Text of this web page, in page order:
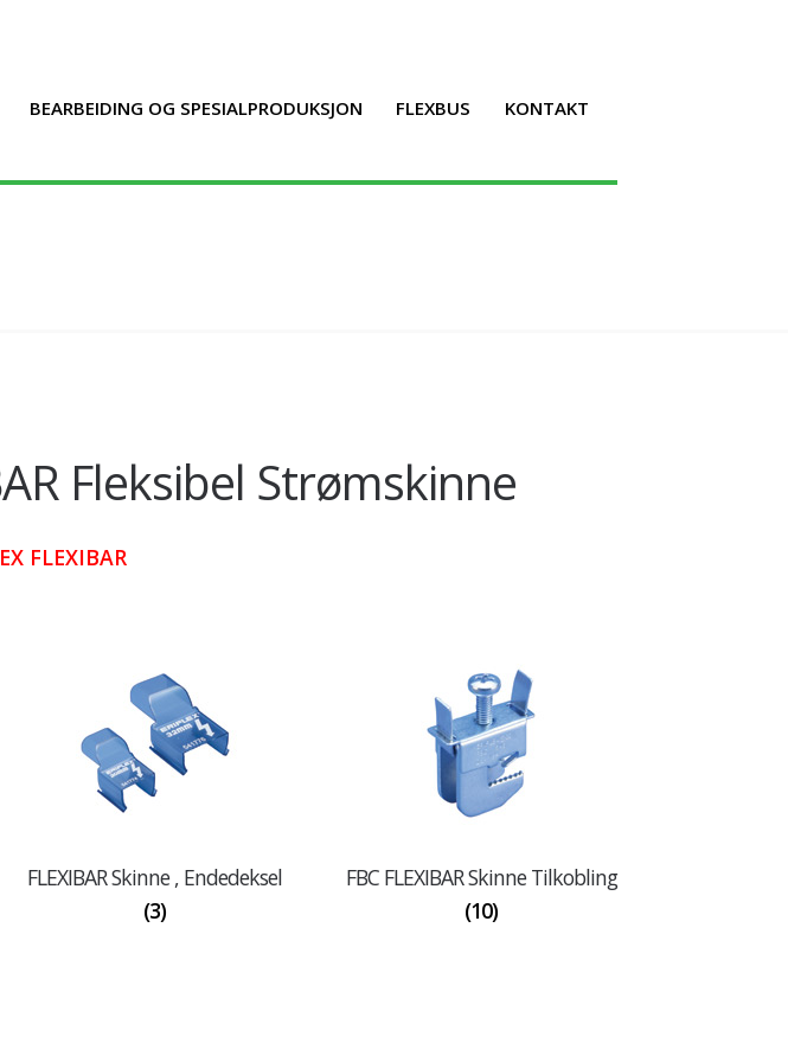
BEARBEIDING OG SPESIALPRODUKSJON FLEXBUS KONTAKT
Fleksibel Strømskinne
FLEXIBAR
FLEXIBAR Skinne , Endedeksel
(3)
FBC FLEXIBAR Skinne Tilkobling
(10)